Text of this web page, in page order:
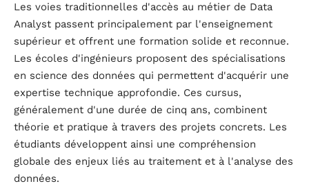
Les voies traditionnelles d'accès au métier de Data
Analyst passent principalement par l'enseignement
supérieur et offrent une formation solide et reconnue.
Les écoles d'ingénieurs proposent des spécialisations
en science des données qui permettent d'acquérir une
expertise technique approfondie. Ces cursus,
généralement d'une durée de cinq ans, combinent
théorie et pratique à travers des projets concrets. Les
étudiants développent ainsi une compréhension
globale des enjeux liés au traitement et à l'analyse des
données.